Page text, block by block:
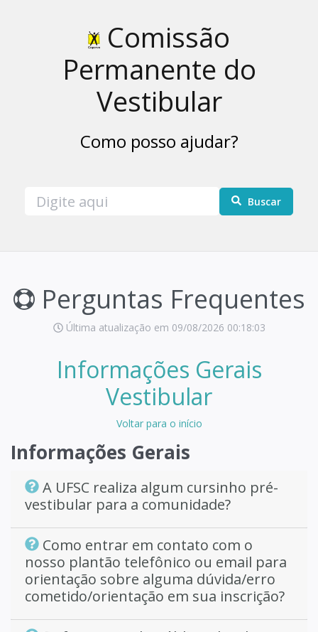
Comissão
Permanente do
Vestibular
Como posso ajudar?
Buscar
Perguntas Frequentes
Última atualização em 09/08/2026 00:18:03
Informações Gerais
Vestibular
Voltar para o início
Informações Gerais
A UFSC realiza algum cursinho pré-
vestibular para a comunidade?
Como entrar em contato com o
nosso plantão telefônico ou email para
orientação sobre alguma dúvida/erro
cometido/orientação em sua inscrição?